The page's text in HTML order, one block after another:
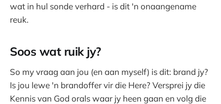
wat in hul sonde verhard - is dit 'n onaangename
reuk.
Soos wat ruik jy?
So my vraag aan jou (en aan myself) is dit: brand jy?
Is jou lewe 'n brandoffer vir die Here? Versprei jy die
Kennis van God orals waar jy heen gaan en volg die